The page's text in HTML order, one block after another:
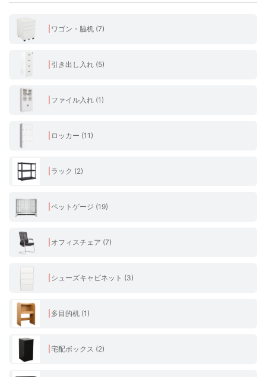
ワゴン・脇机 (7)
引き出し入れ (5)
ファイル入れ (1)
ロッカー (11)
ラック (2)
ペットゲージ (19)
オフィスチェア (7)
シューズキャビネット (3)
多目的机 (1)
宅配ボックス (2)